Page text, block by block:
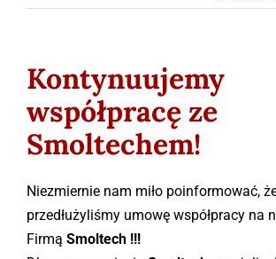
Drużyny
Galeria
Dokumenty
Kontynuujemy
współpracę ze
Smoltechem!
Niezmiernie nam miło poinformować,
przedłużyliśmy umowę współpracy na
Firmą Smoltech !!!